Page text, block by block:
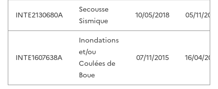
INTE2130680A
Secousse
Sismique
10/05/2018 05/11/2021
INTE1607638A
Inondations
et/ou
Coulées de
Boue
07/11/2015 16/04/